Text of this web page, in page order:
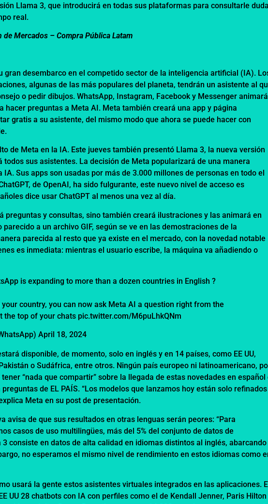
Llama 3, que introducirá en todas sus plataformas para consultarle
real.
de Mercados –Compra Pública Latam
gran desembarco en el competido sector de la inteligencia artificial (IA).
algunas de las más populares del planeta, tendrán un asistente al
o pedir dibujos. WhatsApp, Instagram, Facebook y Messenger
hacer preguntas a Meta AI. Meta también creará una app y página
gratis a su asistente, del mismo modo que ahora se puede hacer con
de Meta en la IA. Este jueves también presentó Llama 3, la nueva versión
todos sus asistentes. La decisión de Meta popularizará de una manera
Sus apps son usadas por más de 3.000 millones de personas en todo el
de OpenAI, ha sido fulgurante, este nuevo nivel de acceso es
dice usar ChatGPT al menos una vez al día.
preguntas y consultas, sino también creará ilustraciones y las animará en
a un archivo GIF, según se ve en las demostraciones de la
parecida al resto que ya existe en el mercado, con la novedad notable
es inmediata: mientras el usuario escribe, la máquina va añadiendo o
is expanding to more than a dozen countries in English ?
your country, you can now ask Meta AI a question right from the
the top of your chats pic.twitter.com/M6puLhkQNm
April 18, 2024
disponible, de momento, solo en inglés y en 14 países, como EE UU,
o Sudáfrica, entre otros. Ningún país europeo ni latinoamericano,
“nada que compartir” sobre la llegada de estas novedades en español
de EL PAÍS. “Los modelos que lanzamos hoy están solo refinados
Meta en su post de presentación.
avisa de que sus resultados en otras lenguas serán peores: “Para
casos de uso multilingües, más del 5% del conjunto de datos de
consiste en datos de alta calidad en idiomas distintos al inglés, abarcando
no esperamos el mismo nivel de rendimiento en estos idiomas como
usará la gente estos asistentes virtuales integrados en las aplicaciones.
UU 28 chatbots con IA con perfiles como el de Kendall Jenner, Paris Hilton